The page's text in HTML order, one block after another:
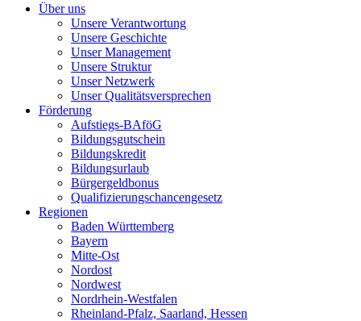
Über uns
Unsere Verantwortung
Unsere Geschichte
Unser Management
Unsere Struktur
Unser Netzwerk
Unser Qualitätsversprechen
Förderung
Aufstiegs-BAföG
Bildungsgutschein
Bildungskredit
Bildungsurlaub
Bürgergeldbonus
Qualifizierungschancengesetz
Regionen
Baden Württemberg
Bayern
Mitte-Ost
Nordost
Nordwest
Nordrhein-Westfalen
Rheinland-Pfalz, Saarland, Hessen